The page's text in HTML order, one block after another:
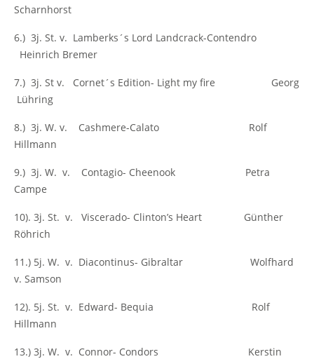
Scharnhorst
6.) 3j. St. v. Lamberks´s Lord Landcrack-Contendro
Heinrich Bremer
7.) 3j. St v. Cornet´s Edition- Light my fire Georg
Lühring
8.) 3j. W. v. Cashmere-Calato Rolf
Hillmann
9.) 3j. W. v. Contagio- Cheenook Petra
Campe
10). 3j. St. v. Viscerado- Clinton’s Heart Günther
Röhrich
11.) 5j. W. v. Diacontinus- Gibraltar Wolfhard
v. Samson
12). 5j. St. v. Edward- Bequia Rolf
Hillmann
13.) 3j. W. v. Connor- Condors Kerstin